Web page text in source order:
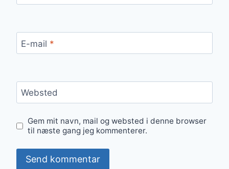
E-mail *
Websted
Gem mit navn, mail og websted i denne browser
til næste gang jeg kommenterer.